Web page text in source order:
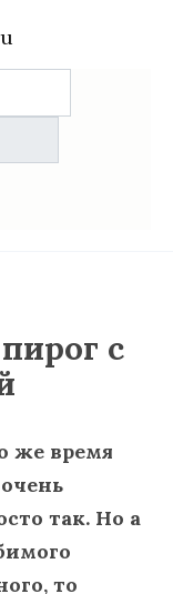
с
же время
так. Но а
то